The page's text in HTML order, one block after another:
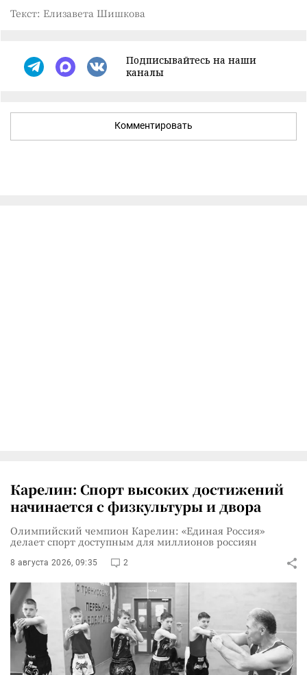
Текст: Елизавета Шишкова
Подписывайтесь на наши
каналы
Комментировать
Карелин: Спорт высоких достижений
начинается с физкультуры и двора
Олимпийский чемпион Карелин: «Единая Россия»
делает спорт доступным для миллионов россиян
8 августа 2026, 09:35 2